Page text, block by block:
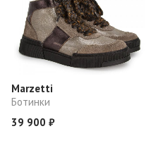
Marzetti
Ботинки
39 900 ₽